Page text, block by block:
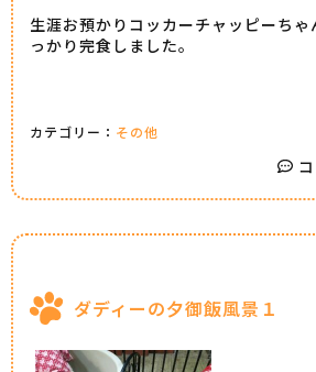
生涯お預かりコッカーチャッピーち
っかり完食しました。
カテゴリー： その他
ダディーの夕御飯風景１